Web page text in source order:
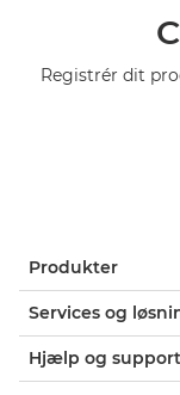
Registrér dit
Produkter
Services og
Hjælp og support